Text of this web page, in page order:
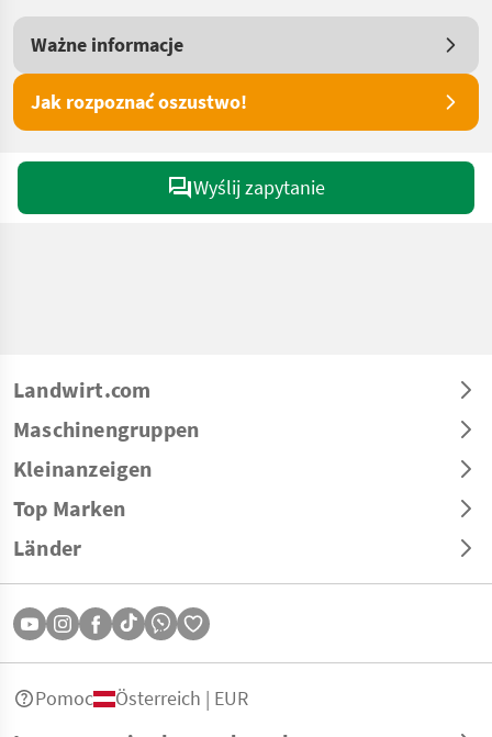
Ważne informacje
Jak rozpoznać oszustwo!
Wyślij zapytanie
Landwirt.com
Maschinengruppen
Kleinanzeigen
Top Marken
Länder
Pomoc Österreich | EUR